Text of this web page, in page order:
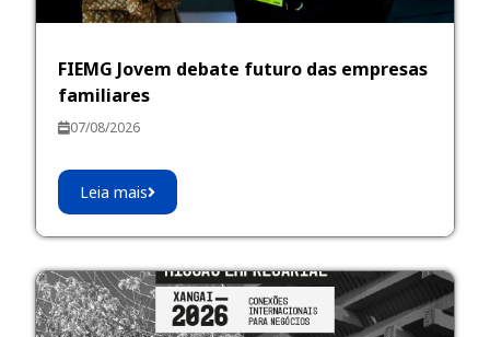
FIEMG Jovem debate futuro das empresas
familiares
07/08/2026
Leia mais